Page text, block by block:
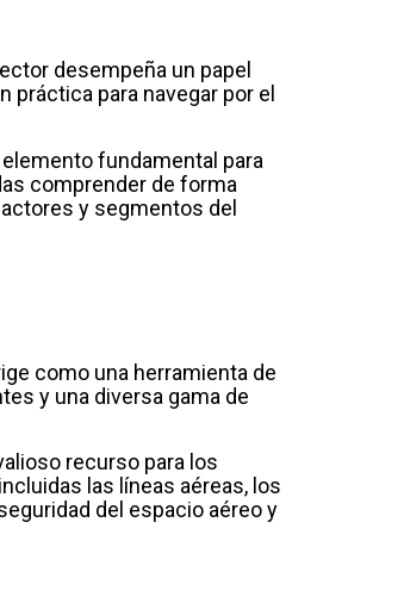
desempeña un papel
para navegar por el
fundamental para
comprender de forma
y segmentos del
como una herramienta de
y una diversa gama de
recurso para los
las líneas aéreas, los
del espacio aéreo y